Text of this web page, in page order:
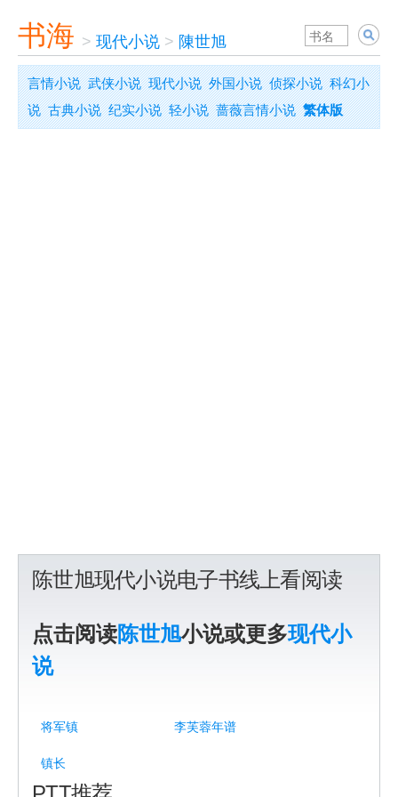
书海 > 现代小说 > 陳世旭
言情小说 武侠小说 现代小说 外国小说 侦探小说 科幻小
说 古典小说 纪实小说 轻小说 蔷薇言情小说 繁体版
陈世旭现代小说电子书线上看阅读
点击阅读陈世旭小说或更多现代小
说
将军镇 李芙蓉年谱
镇长